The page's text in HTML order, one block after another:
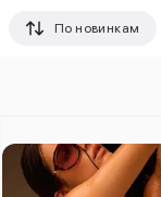
По новинкам